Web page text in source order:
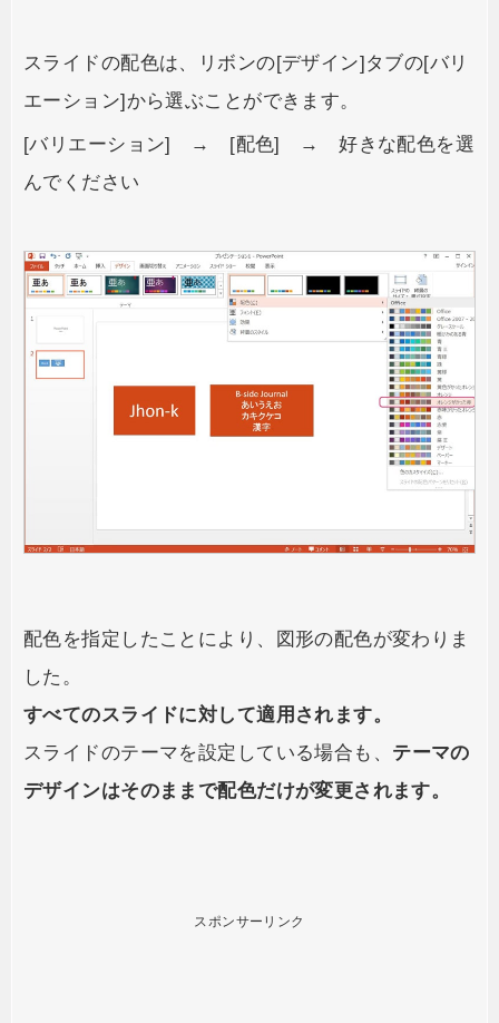
スライドの配色は、リボンの[デザイン]タブの[バリ
エーション]から選ぶことができます。
[バリエーション] → [配色] → 好きな配色を選
んでください
配色を指定したことにより、図形の配色が変わりま
した。
すべてのスライドに対して適用されます。
スライドのテーマを設定している場合も、 テーマの
デザインはそのままで配色だけが変更されます。
スポンサーリンク